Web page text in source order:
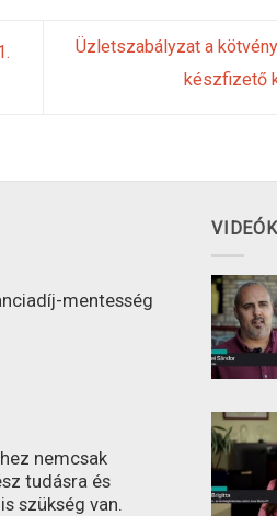
Üzletszabályzat a
készfizető
mentesség
nemcsak
tudásra és
szükség van.
VIDEÓK